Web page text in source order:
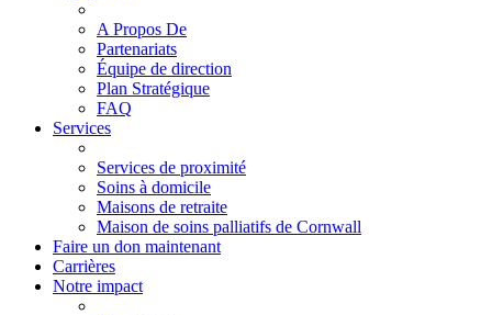
A Propos De
Partenariats
Équipe de direction
Plan Stratégique
FAQ
Services
Services de proximité
Soins à domicile
Maisons de retraite
Maison de soins palliatifs de Cornwall
Faire un don maintenant
Carrières
Notre impact